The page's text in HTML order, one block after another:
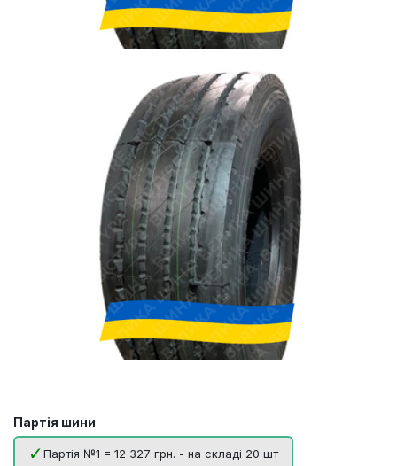
Партія шини
Партія №1 = 12 327 грн. - на складі 20 шт